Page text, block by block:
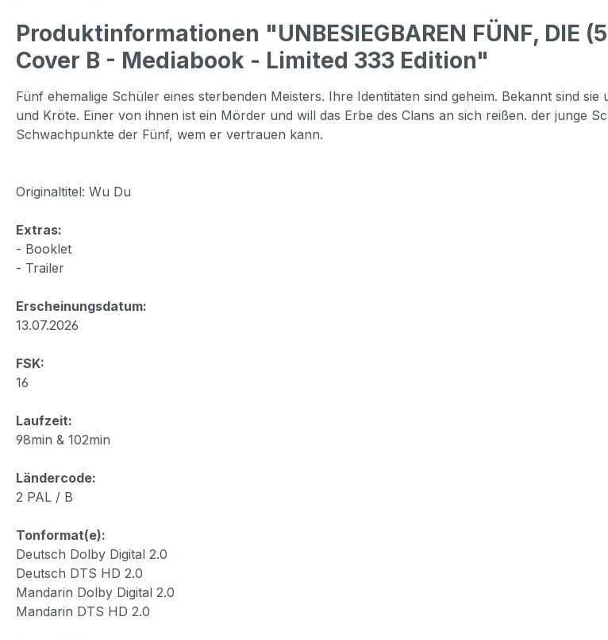
Produktinformationen "UNBESIEGBAREN FÜNF, DIE
Cover B - Mediabook - Limited 333 Edition"
Fünf ehemalige Schüler eines sterbenden Meisters. Ihre Identitäten sind geheim. Bekannt sind
und Kröte. Einer von ihnen ist ein Mörder und will das Erbe des Clans an sich reißen. der junge
Schwachpunkte der Fünf, wem er vertrauen kann.
Originaltitel: Wu Du
Extras:
- Booklet
- Trailer
Erscheinungsdatum:
13.07.2026
FSK:
16
Laufzeit:
98min & 102min
Ländercode:
2 PAL / B
Tonformat(e):
Deutsch Dolby Digital 2.0
Deutsch DTS HD 2.0
Mandarin Dolby Digital 2.0
Mandarin DTS HD 2.0